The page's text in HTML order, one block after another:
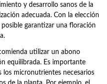
y desarrollo sanos de la
adecuada. Con la elección
garantizar una floración
utilizar un abono
equilibrada. Es importante
micronutrientes necesarios